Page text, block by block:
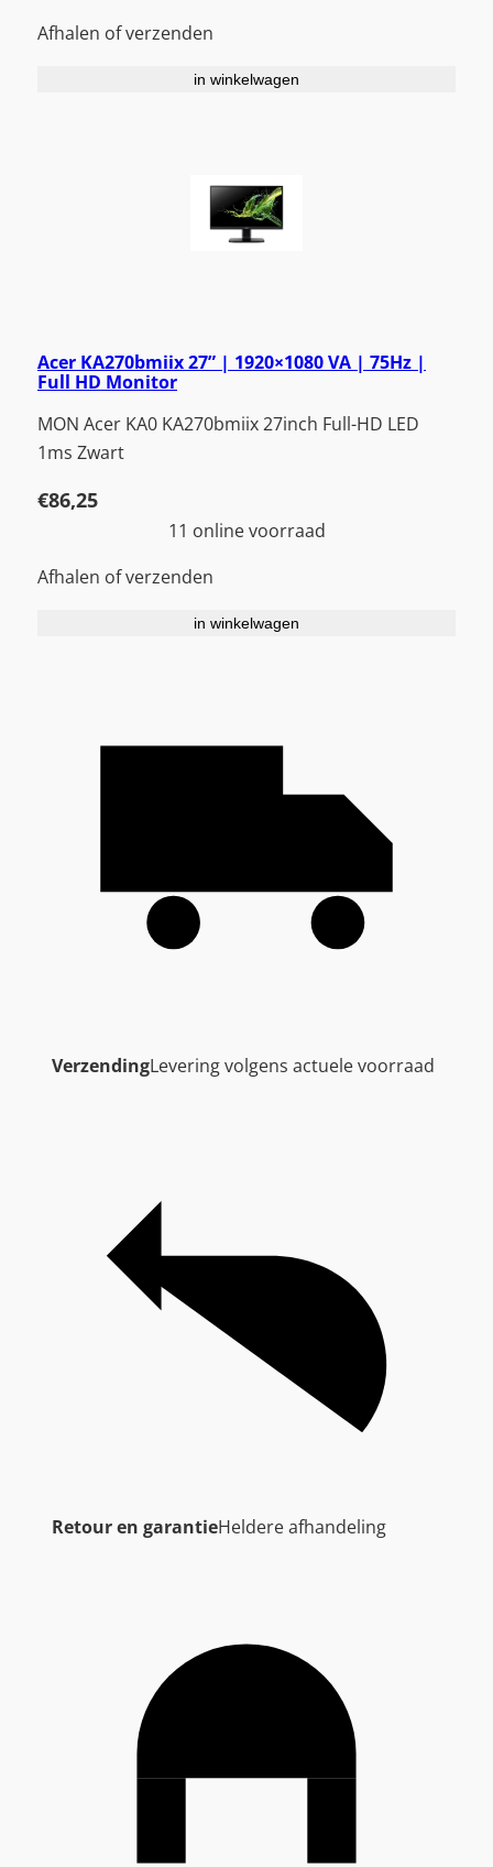
Afhalen of verzenden
in winkelwagen
Acer KA270bmiix 27” | 1920×1080 VA | 75Hz |
Full HD Monitor
MON Acer KA0 KA270bmiix 27inch Full-HD LED
1ms Zwart
€86,25
11 online voorraad
Afhalen of verzenden
in winkelwagen
VerzendingLevering volgens actuele voorraad
Retour en garantieHeldere afhandeling